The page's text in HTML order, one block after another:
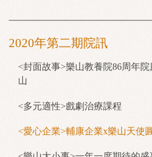
2020年第二期院訊
<封面故事>樂山教養院86周年
山
<多元適性>戲劇治療課程
<愛心企業>輔康企業x樂山天使